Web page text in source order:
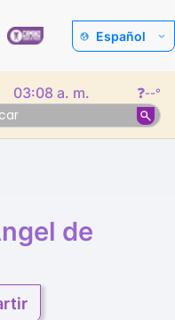
Español
03:08 a. m. ❓--°
de